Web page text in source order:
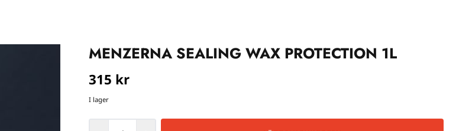
MENZERNA SEALING WAX PROTECTION 1L
315 kr
I lager